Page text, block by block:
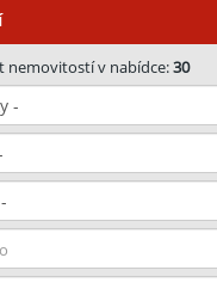
nemovitostí v nabídce:30